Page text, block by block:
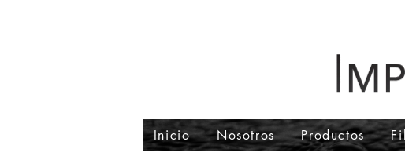
Inicio Nosotros Productos